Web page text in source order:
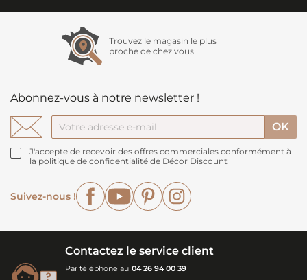
Trouvez le magasin le plus
proche de chez vous
Abonnez-vous à notre newsletter !
J'accepte de recevoir des offres commerciales conformément à
la politique de confidentialité de Décor Discount
Suivez-nous !
FacebookYouTubePinterest
Contactez le service client
Par téléphone au 04 26 94 00 39